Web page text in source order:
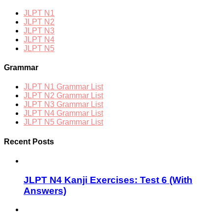
JLPT N1
JLPT N2
JLPT N3
JLPT N4
JLPT N5
Grammar
JLPT N1 Grammar List
JLPT N2 Grammar List
JLPT N3 Grammar List
JLPT N4 Grammar List
JLPT N5 Grammar List
Recent Posts
JLPT N4 Kanji Exercises: Test 6 (With
Answers)